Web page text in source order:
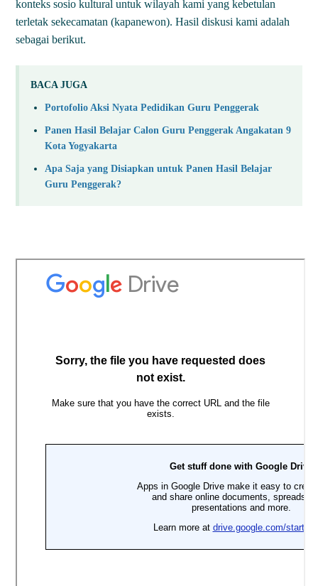
konteks sosio kultural untuk wilayah kami yang kebetulan
terletak sekecamatan (kapanewon). Hasil diskusi kami adalah
sebagai berikut.
BACA JUGA
Portofolio Aksi Nyata Pedidikan Guru Penggerak
Panen Hasil Belajar Calon Guru Penggerak Angakatan 9
Kota Yogyakarta
Apa Saja yang Disiapkan untuk Panen Hasil Belajar
Guru Penggerak?